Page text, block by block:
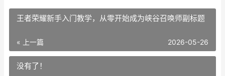
王者荣耀新手入门教学，从零开始成为峡谷召唤师副标题
« 上一篇 2026-05-26
没有了！